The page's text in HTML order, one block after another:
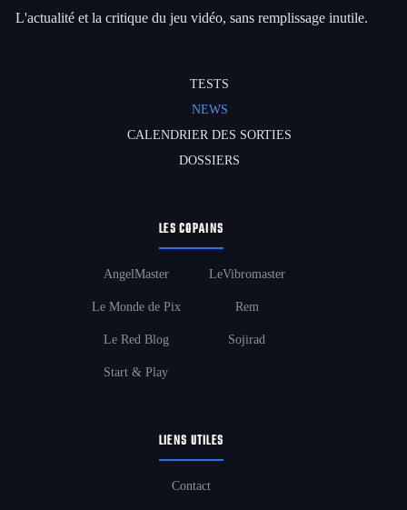
L'actualité et la critique du jeu vidéo, sans remplissage inutile.
TESTS
NEWS
CALENDRIER DES SORTIES
DOSSIERS
LES COPAINS
AngelMaster
Le Monde de Pix
Le Red Blog
Start & Play
LeVibromaster
Rem
Sojirad
LIENS UTILES
Contact